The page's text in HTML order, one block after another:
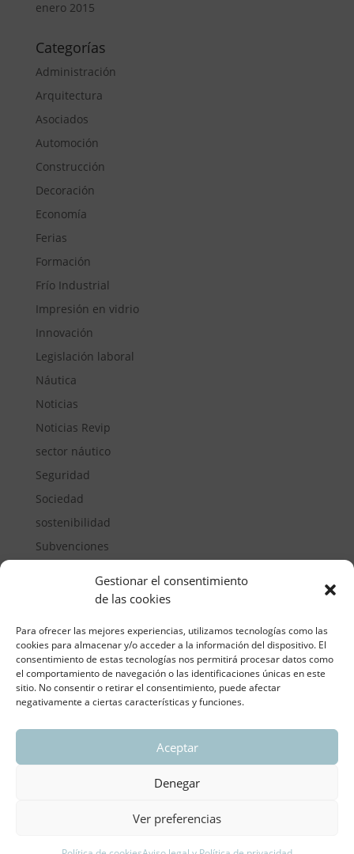
Gestionar el consentimiento
de las cookies
Para ofrecer las mejores experiencias, utilizamos tecnologías como las
cookies para almacenar y/o acceder a la información del dispositivo. El
consentimiento de estas tecnologías nos permitirá procesar datos como
el comportamiento de navegación o las identificaciones únicas en este
sitio. No consentir o retirar el consentimiento, puede afectar
negativamente a ciertas características y funciones.
Aceptar
Denegar
Ver preferencias
enero 2015
Categorías
Administración
Arquitectura
Asociados
Automoción
Construcción
Decoración
Economía
Ferias
Formación
Frío Industrial
Impresión en vidrio
Innovación
Legislación laboral
Náutica
Noticias
Noticias Revip
sector náutico
Seguridad
Sociedad
sostenibilidad
Subvenciones
ASOCIACIÓN REGIONAL VALENCIANA DE
Aviso legal y política de privacidad